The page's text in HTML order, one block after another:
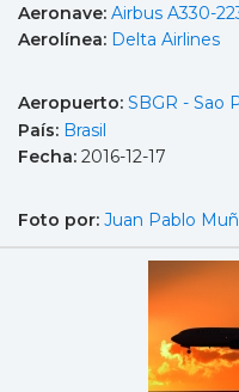
Aeronave: Airbus A330-
Aerolínea: Delta Airlines
Aeropuerto: SBGR - Sao
País: Brasil
Fecha: 2016-12-17
Foto por: Juan Pablo